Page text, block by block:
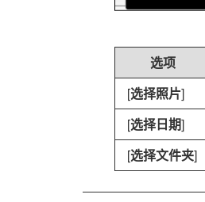
选项
[选择照片]
[选择日期]
[选择文件夹]